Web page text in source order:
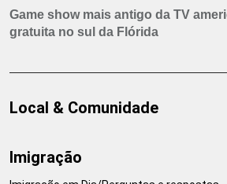
Game show mais antigo da TV
gratuita no sul da Flórida
Local & Comunidade
Imigração